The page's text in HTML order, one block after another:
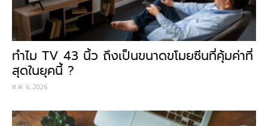
ทำไม TV 43 นิ้ว ถึงเป็นขนาดขโมยซีนที่คุ้มค่าที่
สุดในยุคนี้ ?
ส.ค. 6, 2026